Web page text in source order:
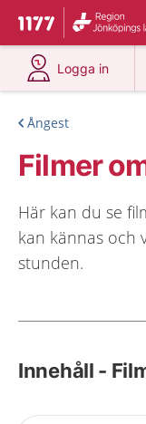
Till startsidan för
Du har valt
Logga in
på 1177.se
Ångest
Filmer
Här kan du se
kan kännas och
stunden.
Innehåll -